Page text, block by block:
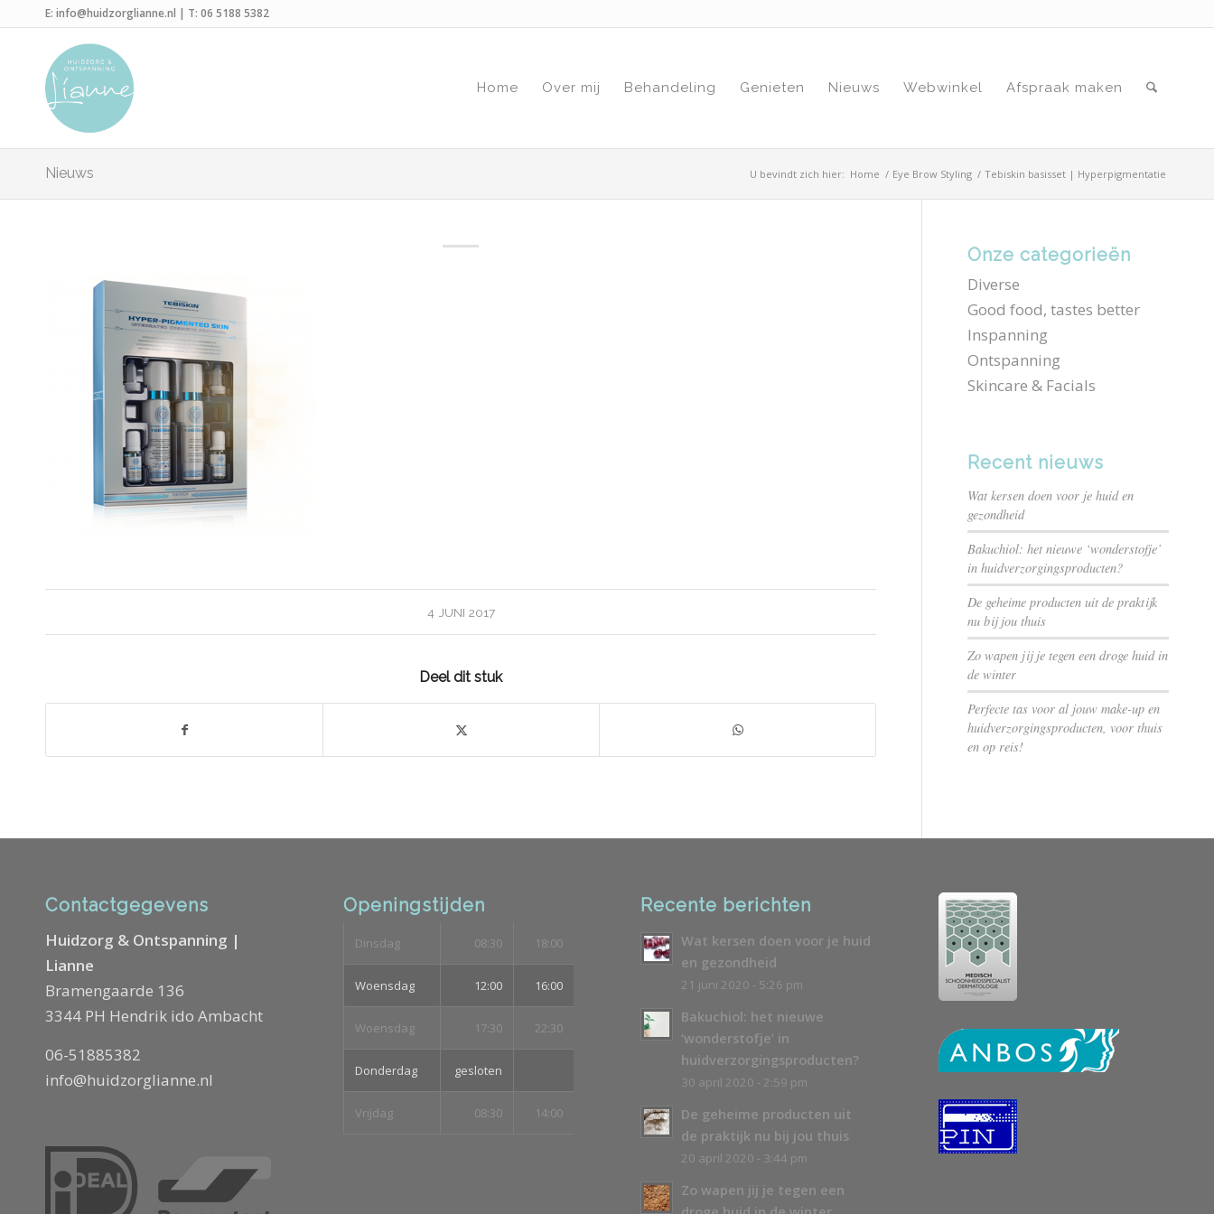
E: info@huidzorglianne.nl | T: 06 5188 5382
Home Over mij Behandeling Genieten Nieuws Webwinkel Afspraak maken
Nieuws U bevindt zich hier: Home / Eye Brow Styling / Tebiskin basisset | Hyperpigmentatie
4 JUNI 2017
Deel dit stuk
Onze categorieën
Diverse
Good food, tastes better
Inspanning
Ontspanning
Skincare & Facials
Recent nieuws
Wat kersen doen voor je huid en
gezondheid
Bakuchiol: het nieuwe ‘wonderstofje’
in huidverzorgingsproducten?
De geheime producten uit de praktijk
nu bij jou thuis
Zo wapen jij je tegen een droge huid in
de winter
Perfecte tas voor al jouw make-up en
huidverzorgingsproducten, voor thuis
en op reis!
Contactgegevens
Huidzorg & Ontspanning |
Lianne
Bramengaarde 136
3344 PH Hendrik ido Ambacht
06-51885382
info@huidzorglianne.nl
Openingstijden
Dinsdag 08:30 18:00
Woensdag 12:00 16:00
Woensdag 17:30 22:30
Donderdag gesloten
Vrijdag 08:30 14:00
Recente berichten
Wat kersen doen voor je huid
en gezondheid
21 juni 2020 - 5:26 pm
Bakuchiol: het nieuwe
‘wonderstofje’ in
huidverzorgingsproducten?
30 april 2020 - 2:59 pm
De geheime producten uit
de praktijk nu bij jou thuis
20 april 2020 - 3:44 pm
Zo wapen jij je tegen een